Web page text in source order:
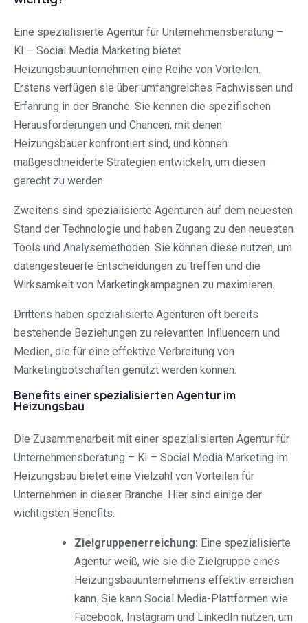
Eine spezialisierte Agentur für Unternehmensberatung –
KI – Social Media Marketing bietet
Heizungsbauunternehmen eine Reihe von Vorteilen.
Erstens verfügen sie über umfangreiches Fachwissen und
Erfahrung in der Branche. Sie kennen die spezifischen
Herausforderungen und Chancen, mit denen
Heizungsbauer konfrontiert sind, und können
maßgeschneiderte Strategien entwickeln, um diesen
gerecht zu werden.
Zweitens sind spezialisierte Agenturen auf dem neuesten
Stand der Technologie und haben Zugang zu den neuesten
Tools und Analysemethoden. Sie können diese nutzen, um
datengesteuerte Entscheidungen zu treffen und die
Wirksamkeit von Marketingkampagnen zu maximieren.
Drittens haben spezialisierte Agenturen oft bereits
bestehende Beziehungen zu relevanten Influencern und
Medien, die für eine effektive Verbreitung von
Marketingbotschaften genutzt werden können.
Benefits einer spezialisierten Agentur im
Heizungsbau
Die Zusammenarbeit mit einer spezialisierten Agentur für
Unternehmensberatung – KI – Social Media Marketing im
Heizungsbau bietet eine Vielzahl von Vorteilen für
Unternehmen in dieser Branche. Hier sind einige der
wichtigsten Benefits:
Zielgruppenerreichung: Eine spezialisierte
Agentur weiß, wie sie die Zielgruppe eines
Heizungsbauunternehmens effektiv erreichen
kann. Sie kann Social Media-Plattformen wie
Facebook, Instagram und LinkedIn nutzen, um